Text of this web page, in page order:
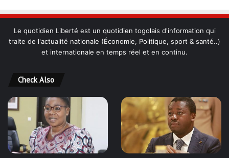
Le quotidien Liberté est un quotidien togolais d'information qui
traite de l'actualité nationale (Économie, Politique, sport & santé..)
et internationale en temps réel et en continu.
Check Also